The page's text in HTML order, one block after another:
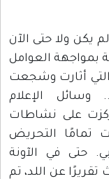
يكن ولا حتى الآن
بمواجهة العوامل
التي أثارت وشجعت
وسائل الإعلام
ركزت على نشاطات
تمامًا التحريض
حتى في الآونة
تقريرًا عن اللد، تم